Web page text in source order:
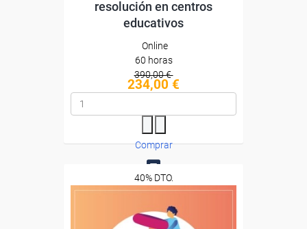
resolución en centros
educativos
Online
60 horas
390,00 €
234,00 €
Comprar
0
40% DTO.
Descuentos especiales